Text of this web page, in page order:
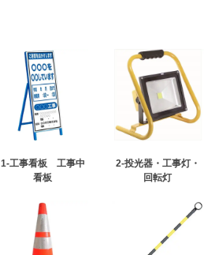
1-工事看板 工事中
看板
2-投光器・工事灯・
回転灯